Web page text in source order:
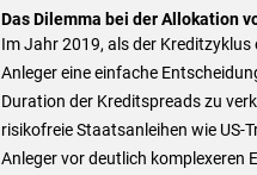
Das Dilemma bei der Allokation
Im Jahr 2019, als der Kreditzyklus
Anleger eine einfache
Duration der Kreditspreads zu
risikofreie Staatsanleihen wie US-
Anleger vor deutlich komplexeren